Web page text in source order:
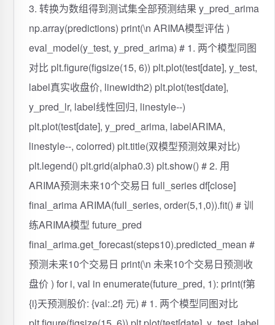
3. 转换为数组得到测试集全部预测结果 y_pred_arima
np.array(predictions) print(\n ARIMA模型评估 )
eval_model(y_test, y_pred_arima) # 1. 两个模型同图
对比 plt.figure(figsize(15, 6)) plt.plot(test[date], y_test,
label真实收盘价, linewidth2) plt.plot(test[date],
y_pred_lr, label线性回归, linestyle--)
plt.plot(test[date], y_pred_arima, labelARIMA,
linestyle--, colorred) plt.title(双模型预测效果对比)
plt.legend() plt.grid(alpha0.3) plt.show() # 2. 用
ARIMA预测未来10个交易日 full_series df[close]
final_arima ARIMA(full_series, order(5,1,0)).fit() # 训
练ARIMA模型 future_pred
final_arima.get_forecast(steps10).predicted_mean #
预测未来10个交易日 print(\n 未来10个交易日预测收
盘价 ) for i, val in enumerate(future_pred, 1): print(f第
{i}天预测股价: {val:.2f} 元) # 1. 两个模型同图对比